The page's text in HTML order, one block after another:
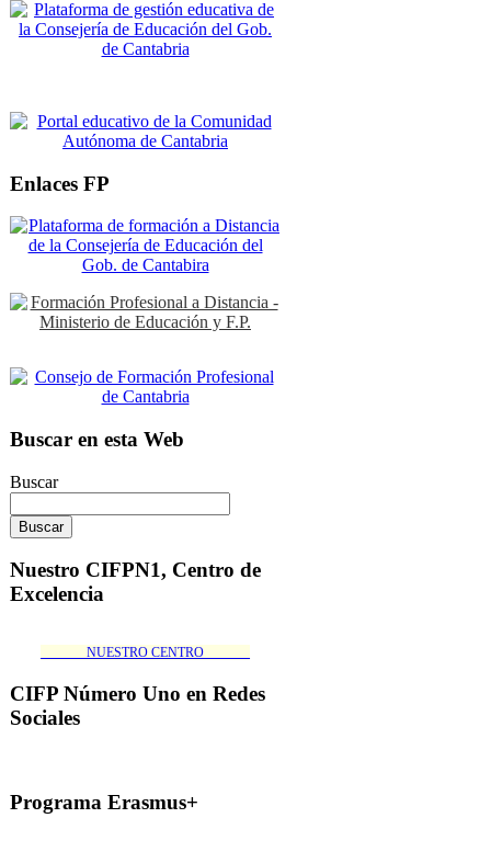
Enlaces FP
Buscar en esta Web
Buscar
Nuestro CIFPN1, Centro de
Excelencia
_______NUESTRO CENTRO_______
CIFP Número Uno en Redes
Sociales
Programa Erasmus+